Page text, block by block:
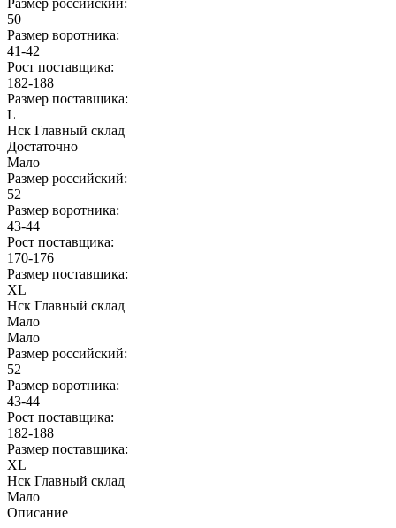
50
Размер воротника:
41-42
Рост поставщика:
182-188
Размер поставщика:
L
Нск Главный склад
Достаточно
Мало
Размер российский:
52
Размер воротника:
43-44
Рост поставщика:
170-176
Размер поставщика:
XL
Нск Главный склад
Мало
Мало
Размер российский:
52
Размер воротника:
43-44
Рост поставщика:
182-188
Размер поставщика:
XL
Нск Главный склад
Мало
Описание